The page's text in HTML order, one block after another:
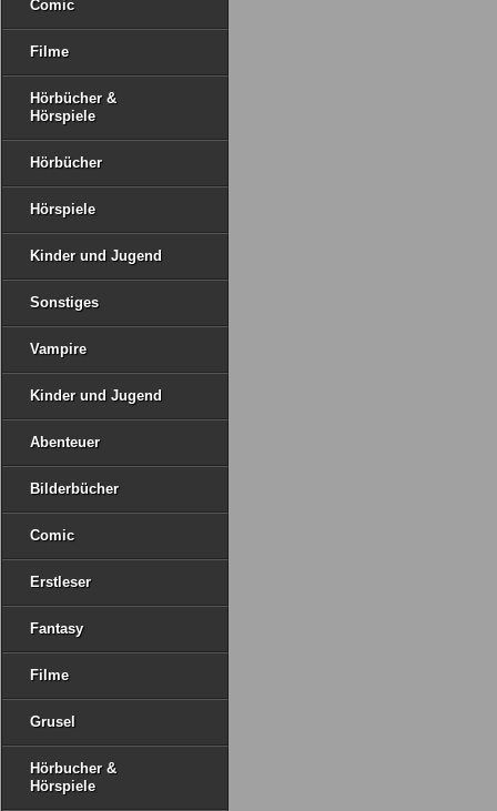
Comic
Filme
Hörbücher &
Hörspiele
Hörbücher
Hörspiele
Kinder und Jugend
Sonstiges
Vampire
Kinder und Jugend
Abenteuer
Bilderbücher
Comic
Erstleser
Fantasy
Filme
Grusel
Hörbucher &
Hörspiele